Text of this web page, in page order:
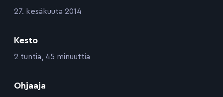
:27. kesäkuuta 2014
Kesto
:2 tuntia, 45 minuuttia
Ohjaaja